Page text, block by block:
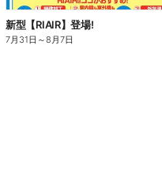
新型【RIAIR】登場!
7月31日 ～8月7日